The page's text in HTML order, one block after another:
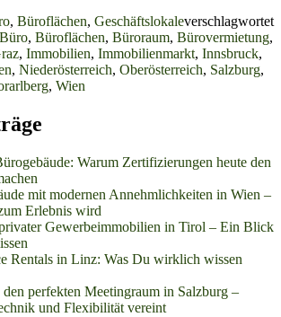
, Büroflächen, Geschäftslokaleverschlagwortet
Büro, Büroflächen, Büroraum, Bürovermietung,
, Immobilien, Immobilienmarkt, Innsbruck,
, Niederösterreich, Oberösterreich, Salzburg,
, Wien
Warum Zertifizierungen heute den
mit modernen Annehmlichkeiten in Wien –
Erlebnis wird
Gewerbeimmobilien in Tirol – Ein Blick
Rentals in Linz: Was Du wirklich wissen
perfekten Meetingraum in Salzburg –
und Flexibilität vereint